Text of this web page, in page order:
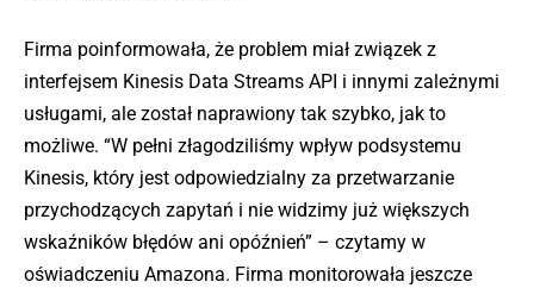
Firma poinformowała, że problem miał związek z
interfejsem Kinesis Data Streams API i innymi zależnymi
usługami, ale został naprawiony tak szybko, jak to
możliwe. “W pełni złagodziliśmy wpływ podsystemu
Kinesis, który jest odpowiedzialny za przetwarzanie
przychodzących zapytań i nie widzimy już większych
wskaźników błędów ani opóźnień” – czytamy w
oświadczeniu Amazona. Firma monitorowała jeszcze